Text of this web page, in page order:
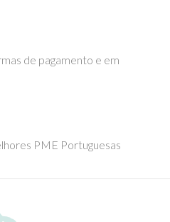
de pagamento e em
PME Portuguesas